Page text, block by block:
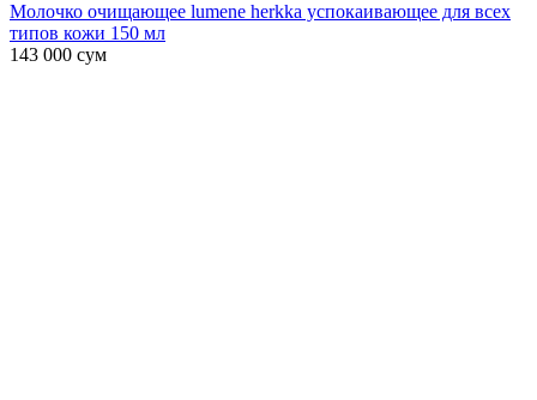
Молочко очищающее lumene herkka успокаивающее для всех
типов кожи 150 мл
143 000 сум